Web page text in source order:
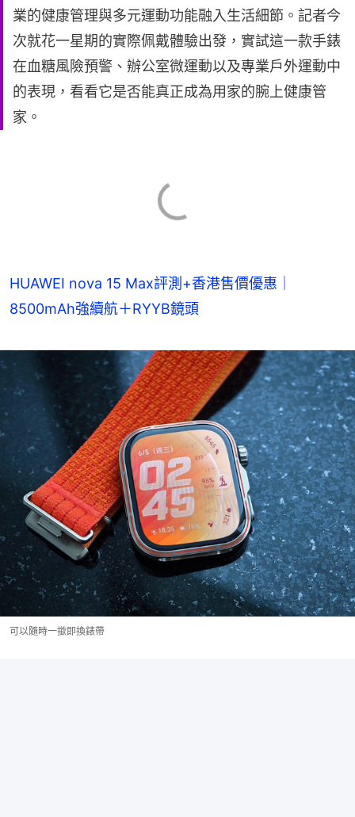
業的健康管理與多元運動功能融入生活細節。記者今
次就花一星期的實際佩戴體驗出發，實試這一款手錶
在血糖風險預警、辦公室微運動以及專業戶外運動中
的表現，看看它是否能真正成為用家的腕上健康管
家。
HUAWEI nova 15 Max評測+香港售價優惠｜
8500mAh強續航＋RYYB鏡頭
可以隨時一撳即換錶帶